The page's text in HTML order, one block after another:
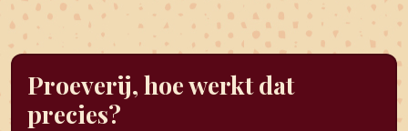
Proeverij, hoe werkt dat
precies?